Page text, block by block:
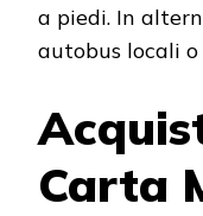
a piedi. In
autobus locali
Carta